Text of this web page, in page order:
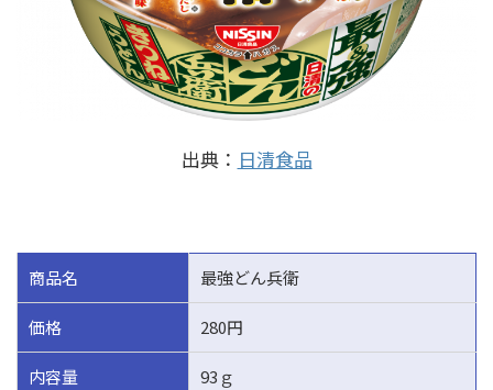
出典： 日清食品
商品名 最強どん兵衛
価格 280円
内容量 93ｇ